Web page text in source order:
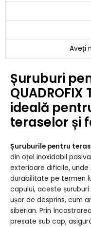
Aveți
Șuruburi
QUADROFIX
ideală
teraselor și
Șuruburile pentru terase
din oțel inoxidabil
exterioare dificile,
durabilitate pe termen
capului, aceste
ușor de desprins, cum
siberian. Prin
presate sub cap,